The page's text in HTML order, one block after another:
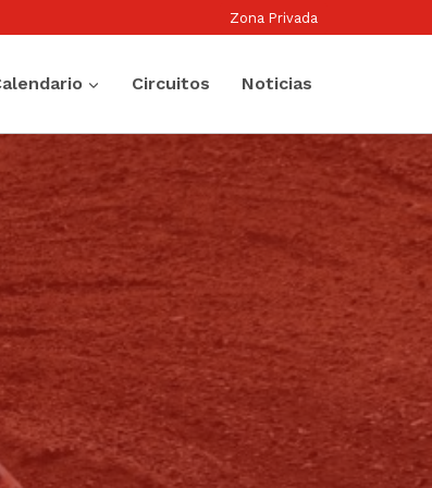
Zona Privada
Circuitos Noticias